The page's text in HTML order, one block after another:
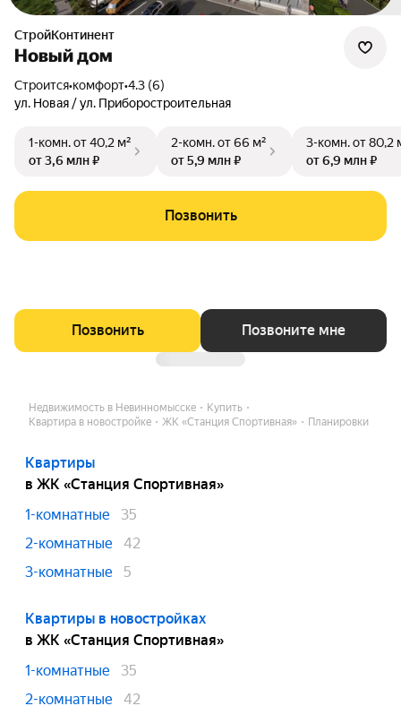
СтройКонтинент
Новый дом
Строится•комфорт•4.3 (6)
ул. Новая / ул. Приборостроительная
1-комн.от 40,2 м²
от 3,6 млн ₽
2-комн.от 66 м²
от 5,9 млн ₽
3-комн.от 80,2
от 6,9 млн ₽
Позвонить
Позвонить Позвоните мне
Недвижимость в Невинномысске
Купить
Квартира в новостройке
ЖК «Станция Спортивная» Планировки
Квартиры
в ЖК «Станция Спортивная»
1-комнатные
35
2-комнатные
42
3-комнатные
5
Квартиры в новостройках
в ЖК «Станция Спортивная»
1-комнатные
35
2-комнатные
42